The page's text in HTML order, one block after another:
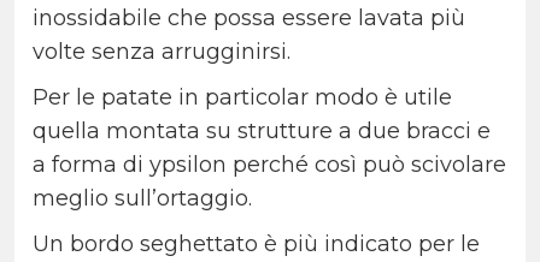
inossidabile che possa essere lavata più
volte senza arrugginirsi.
Per le patate in particolar modo è utile
quella montata su strutture a due bracci e
a forma di ypsilon perché così può scivolare
meglio sull’ortaggio.
Un bordo seghettato è più indicato per le